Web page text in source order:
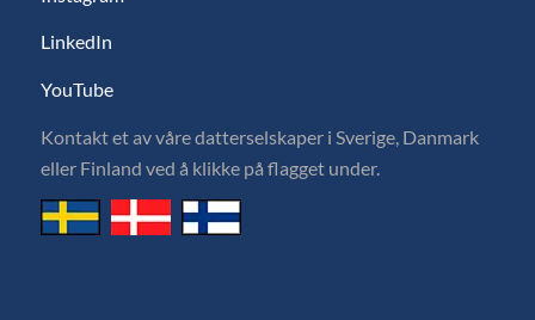
LinkedIn
YouTube
Kontakt et av våre datterselskaper i Sverige, Danmark
eller Finland ved å klikke på flagget under.